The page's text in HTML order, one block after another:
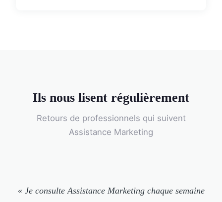
Ils nous lisent régulièrement
Retours de professionnels qui suivent
Assistance Marketing
« Je consulte Assistance Marketing chaque semaine